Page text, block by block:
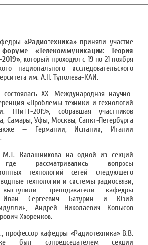
«Радиотехника»приняли участие
«Телекоммуникации: Теория
2019», который проходил с 19 по 21 ноября
национального исследовательского
им. А.Н. Туполева-КАИ.
XXI Международная научно-
«Проблемы техники и технологий
ПТиТТ-2019», собравшая участников
Самары, Уфы, Москвы, Санкт-Петербурга
— Германии, Испании, Италии
Калашникова на одной из секций
где рассматривались вопросы
технологий сетей следующего
технологии и системы радиосвязи,
преподаватели кафедры
Иван Сергеевич Батурин и Юрий
Андрей Николаевич Копысов
Хворенков.
профессор кафедры «Радиотехника» В.В.
был сопредседателем секции